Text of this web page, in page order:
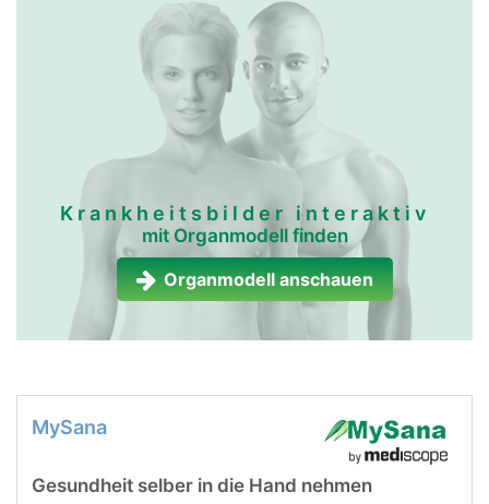
Krankheitsbilder interaktiv
mit Organmodell finden
Organmodell anschauen
MySana
Gesundheit selber in die Hand nehmen